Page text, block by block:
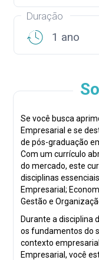
Duração
1 ano
Se você busca
Empresarial e se
de pós-graduação
Com um currículo
do mercado, este
disciplinas
Empresarial;
Gestão e
Durante a disciplina
os fundamentos do
contexto
Empresarial, você